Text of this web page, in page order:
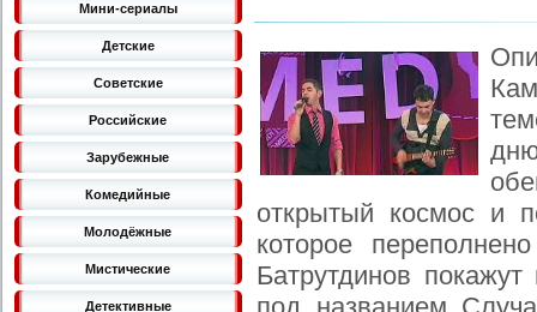
Мини-сериалы
Детские
Советские
Российские
Зарубежные
Комедийные
Молодёжные
Мистические
Детективные
открытый космос и
которое
Батрутдинов